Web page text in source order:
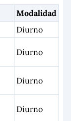
Modalidad
Diurno
Diurno
Diurno
Diurno